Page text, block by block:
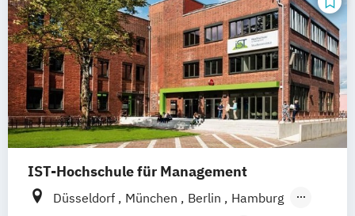
IST-Hochschule für Management
Düsseldorf München Berlin
Hamburg